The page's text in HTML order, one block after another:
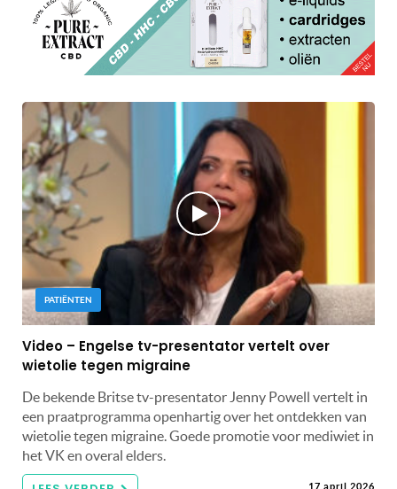
PATIËNTEN
Video – Engelse tv-presentator vertelt over
wietolie tegen migraine
De bekende Britse tv-presentator Jenny Powell vertelt in
een praatprogramma openhartig over het ontdekken van
wietolie tegen migraine. Goede promotie voor mediwiet in
het VK en overal elders.
17 april 2026